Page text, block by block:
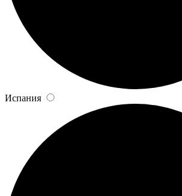
Испания